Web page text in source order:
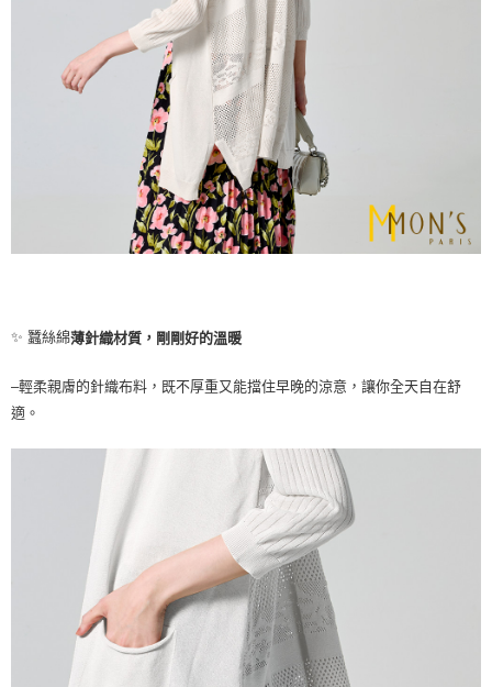
✨ 蠶絲綿薄針織材質，剛剛好的溫暖
–輕柔親膚的針織布料，既不厚重又能擋住早晚的涼意，讓你全天自在舒
適。